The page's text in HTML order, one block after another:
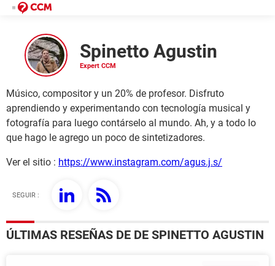
Spinetto Agustin
Músico, compositor y un 20% de profesor. Disfruto
aprendiendo y experimentando con tecnología musical y
fotografía para luego contárselo al mundo. Ah, y a todo lo
que hago le agrego un poco de sintetizadores.
Ver el sitio : https://www.instagram.com/agus.j.s/
SEGUIR :
ÚLTIMAS RESEÑAS DE DE SPINETTO AGUSTIN